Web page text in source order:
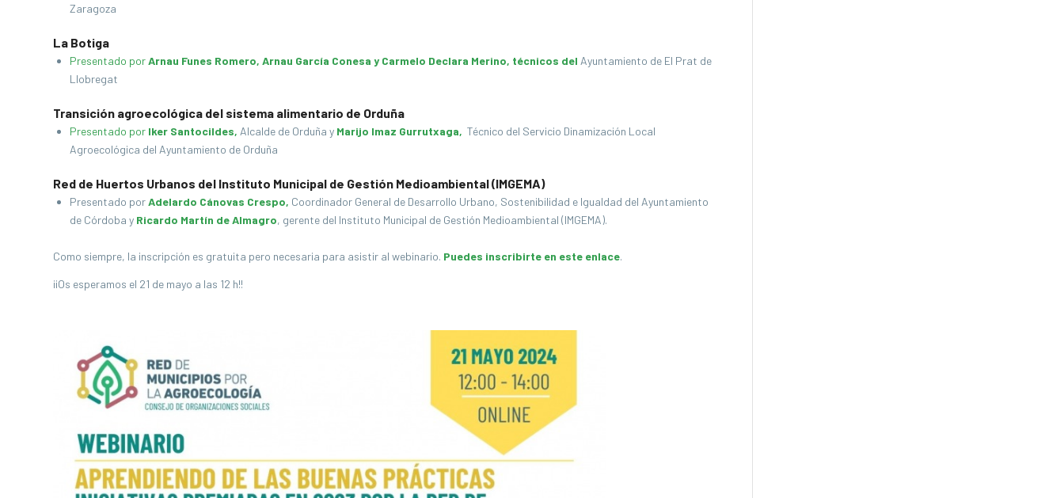
Zaragoza
La Botiga
Presentado porArnau Funes Romero, Arnau García Conesa y Carmelo Declara Merino, técnicos del Ayuntamiento de El Prat de
Llobregat
Transición agroecológica del sistema alimentario de Orduña
Presentado por Iker Santocildes, Alcalde de Orduña y Marijo Imaz Gurrutxaga, Técnico del Servicio Dinamización Local
Agroecológica del Ayuntamiento de Orduña
Red de Huertos Urbanos del Instituto Municipal de Gestión Medioambiental (IMGEMA)
Presentado porAdelardo Cánovas Crespo, Coordinador General de Desarrollo Urbano, Sostenibilidad e Igualdad del Ayuntamiento
de Córdoba y Ricardo Martín de Almagro, gerente del Instituto Municipal de Gestión Medioambiental (IMGEMA).
Como siempre, la inscripción es gratuita pero necesaria para asistir al webinario. Puedes inscribirte en este enlace.
¡¡Os esperamos el 21 de mayo a las 12 h!!